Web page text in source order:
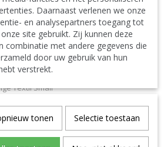
santa our snowman
Small
Textil Small
babbo natale o pupazzo die neve
Small
Daarnaast verlenen we onze
en analysepartners toegang tot
site gebruikt. Zij kunnen deze
combinatie met andere gegevens die
door uw gebruik van hun
verstrekt.
tonen Selectie toestaan